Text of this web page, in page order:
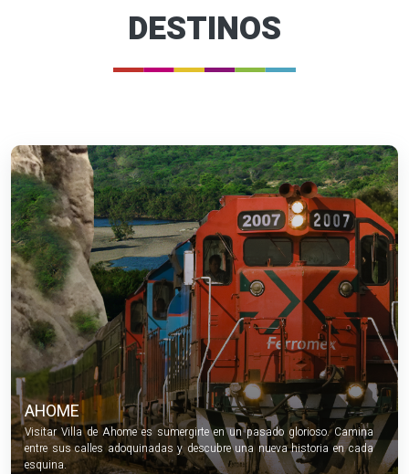
DESTINOS
AHOME
Visitar Villa de Ahome es sumergirte en un pasado glorioso. Camina
entre sus calles adoquinadas y descubre una nueva historia en cada
esquina.